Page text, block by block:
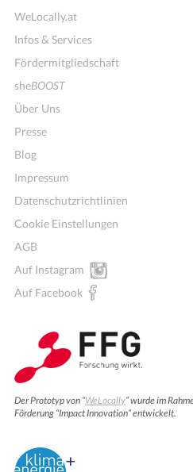
WeLocally.at
Infos & Services
Fördermitgliedschaft
sheBOOST
Über Uns
Presse
Blog
Impressum
Datenschutzrichtlinien
Cookie Einstellungen
AGB
Auf Instagram
Auf Facebook
Der Prototyp von “WeLocally” wurde im
Förderung “Impact Innovation” entwickelt.